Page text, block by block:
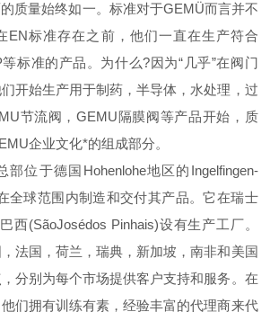
质量始终如一。标准对于GEMÜ而言并不
EN标准存在之前，他们一直在生产符合
标准的产品。为什么?因为“几乎”在阀门
开始生产用于制药，半导体，水处理，过
节流阀，GEMU隔膜阀等产品开始，质
企业文化*的组成部分。
部位于德国Hohenlohe地区的Ingelfingen-
全球范围内制造和交付其产品。它在瑞士
西(SãoJosédos Pinhais)设有生产工厂。
法国，荷兰，瑞典，新加坡，南非和美国
分别为每个市场提供客户支持和服务。在
们拥有训练有素，经验丰富的代理商来代